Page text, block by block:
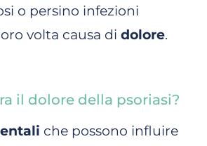
o persino infezioni
volta causa di dolore.
il dolore della psoriasi?
che possono influire